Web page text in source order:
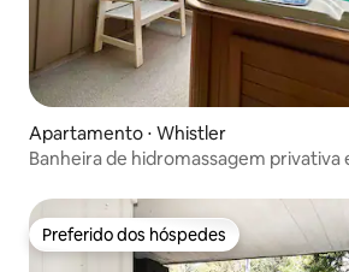
Apartamento ⋅ Whistler
Banheira de hidromassagem
Preferido dos hóspedes
Preferido dos hóspedes